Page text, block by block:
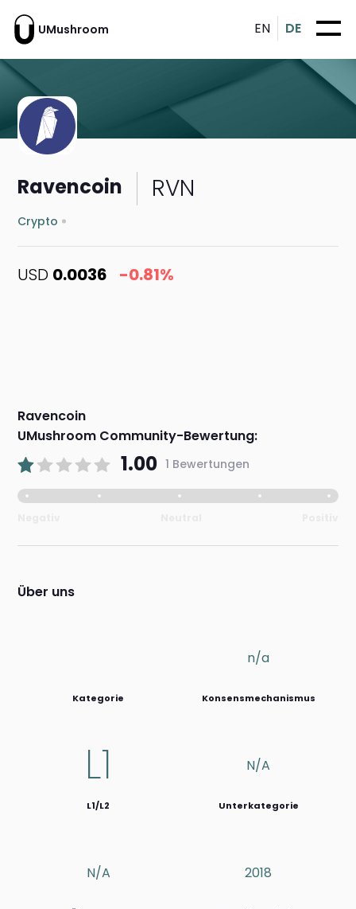
UMushroom EN DE
Ravencoin RVN
Crypto
USD 0.0036 -0.81%
Ravencoin
UMushroom Community-Bewertung:
1.00 1 Bewertungen
Über uns
Kategorie
n/a
Konsensmechanismus
L1
L1/L2
N/a
Unterkategorie
N/a 2018